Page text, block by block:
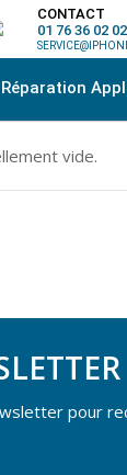
CONTACT
01 76 36 02 02
Réparation
vide.
pour